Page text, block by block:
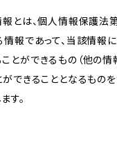
報とは、個人情報保護法
報であって、当該情報
とができるもの（他の
できることとなるものを
す。